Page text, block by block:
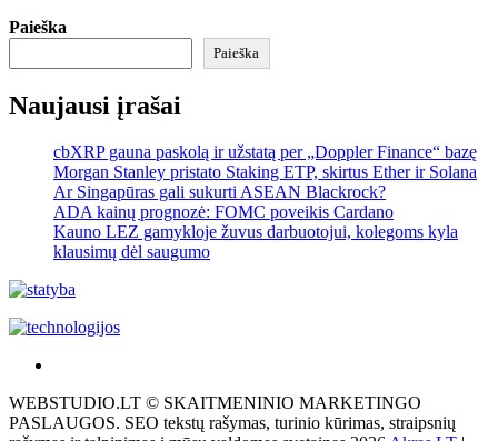
Paieška
Paieška
Naujausi įrašai
cbXRP gauna paskolą ir užstatą per „Doppler Finance“ bazę
Morgan Stanley pristato Staking ETP, skirtus Ether ir Solana
Ar Singapūras gali sukurti ASEAN Blackrock?
ADA kainų prognozė: FOMC poveikis Cardano
Kauno LEZ gamykloje žuvus darbuotojui, kolegoms kyla
klausimų dėl saugumo
tai
žemės
WEBSTUDIO.LT © SKAITMENINIO MARKETINGO
PASLAUGOS. SEO tekstų rašymas, turinio kūrimas, straipsnių